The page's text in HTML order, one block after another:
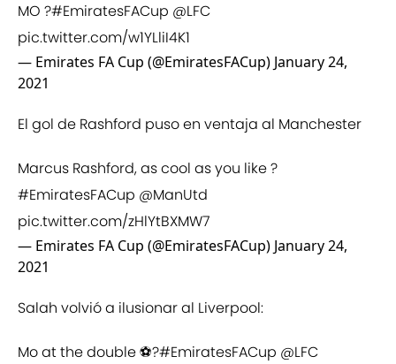
MO ?#EmiratesFACup @LFC
pic.twitter.com/w1YLliI4K1
— Emirates FA Cup (@EmiratesFACup) January 24,
2021
El gol de Rashford puso en ventaja al Manchester
Marcus Rashford, as cool as you like ?
#EmiratesFACup @ManUtd
pic.twitter.com/zHlYtBXMW7
— Emirates FA Cup (@EmiratesFACup) January 24,
2021
Salah volvió a ilusionar al Liverpool:
Mo at the double ⚽?#EmiratesFACup @LFC